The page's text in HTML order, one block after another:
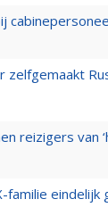
reizigers van
eindelijk